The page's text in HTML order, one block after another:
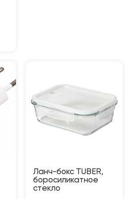
Ланч-бокс TUBER,
боросиликатное
стекло